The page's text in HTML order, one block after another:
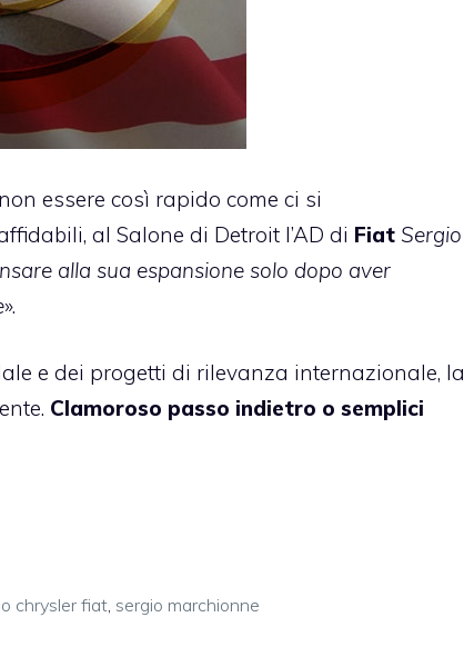
essere così rapido come ci si
al Salone di Detroit l’AD di Fiat Sergio
alla sua espansione solo dopo aver
».
e dei progetti di rilevanza internazionale, la
Clamoroso passo indietro o semplici
chrysler fiat, sergio marchionne